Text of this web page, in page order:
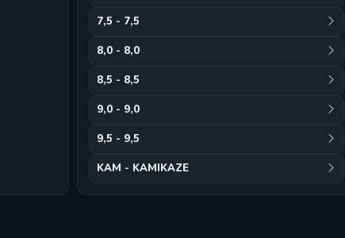
7,5 - 7,5
8,0 - 8,0
8,5 - 8,5
9,0 - 9,0
9,5 - 9,5
KAM - KAMIKAZE